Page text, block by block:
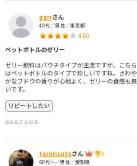
ggrrさん
40代／男性／東京都
4.00
ペットボトルのゼリー
ゼリー飲料はパウチタイプが主流ですが、こちら
はペットボトルのタイプで珍しいですね。さわや
かなブドウの香りが心地よく、ゼリーの食感も良
いです。
リピートしたい
2026.06.27 12:42:30
tarorisutoさん
9
60代～／男性／愛知県